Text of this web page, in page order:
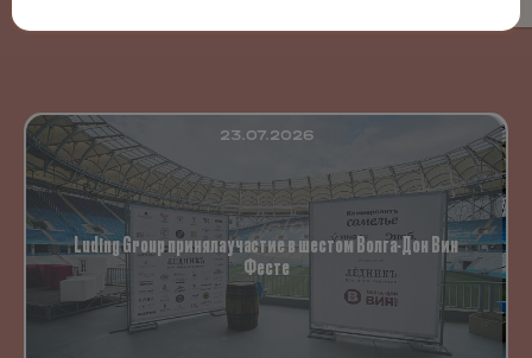
23.07.2026
Luding Group приняла участие в шестом Волга-Дон Вин
Фесте